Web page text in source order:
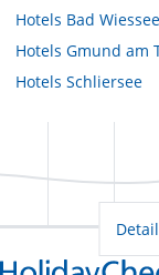
Hotels Bad Wiessee
Hotels Gmund am
Hotels Schliersee